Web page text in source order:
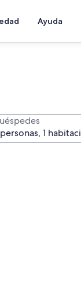
Ayuda